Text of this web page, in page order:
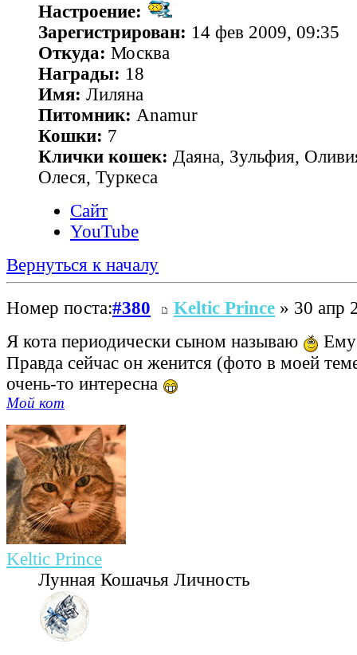
Настроение:
Зарегистрирован: 14 фев 2009, 09:35
Откуда: Москва
Награды: 18
Имя: Лиляна
Питомник: Anamur
Кошки: 7
Клички кошек: Даяна, Зульфия,
Олеся, Туркеса
Сайт
YouTube
Вернуться к началу
Номер поста:#380 Keltic Prince » 30 апр
Я кота периодически сыном называю
Ему
Правда сейчас он женится (фото в моей
очень-то интересна
Мой кот
Keltic Prince
Лунная Кошачья Личность